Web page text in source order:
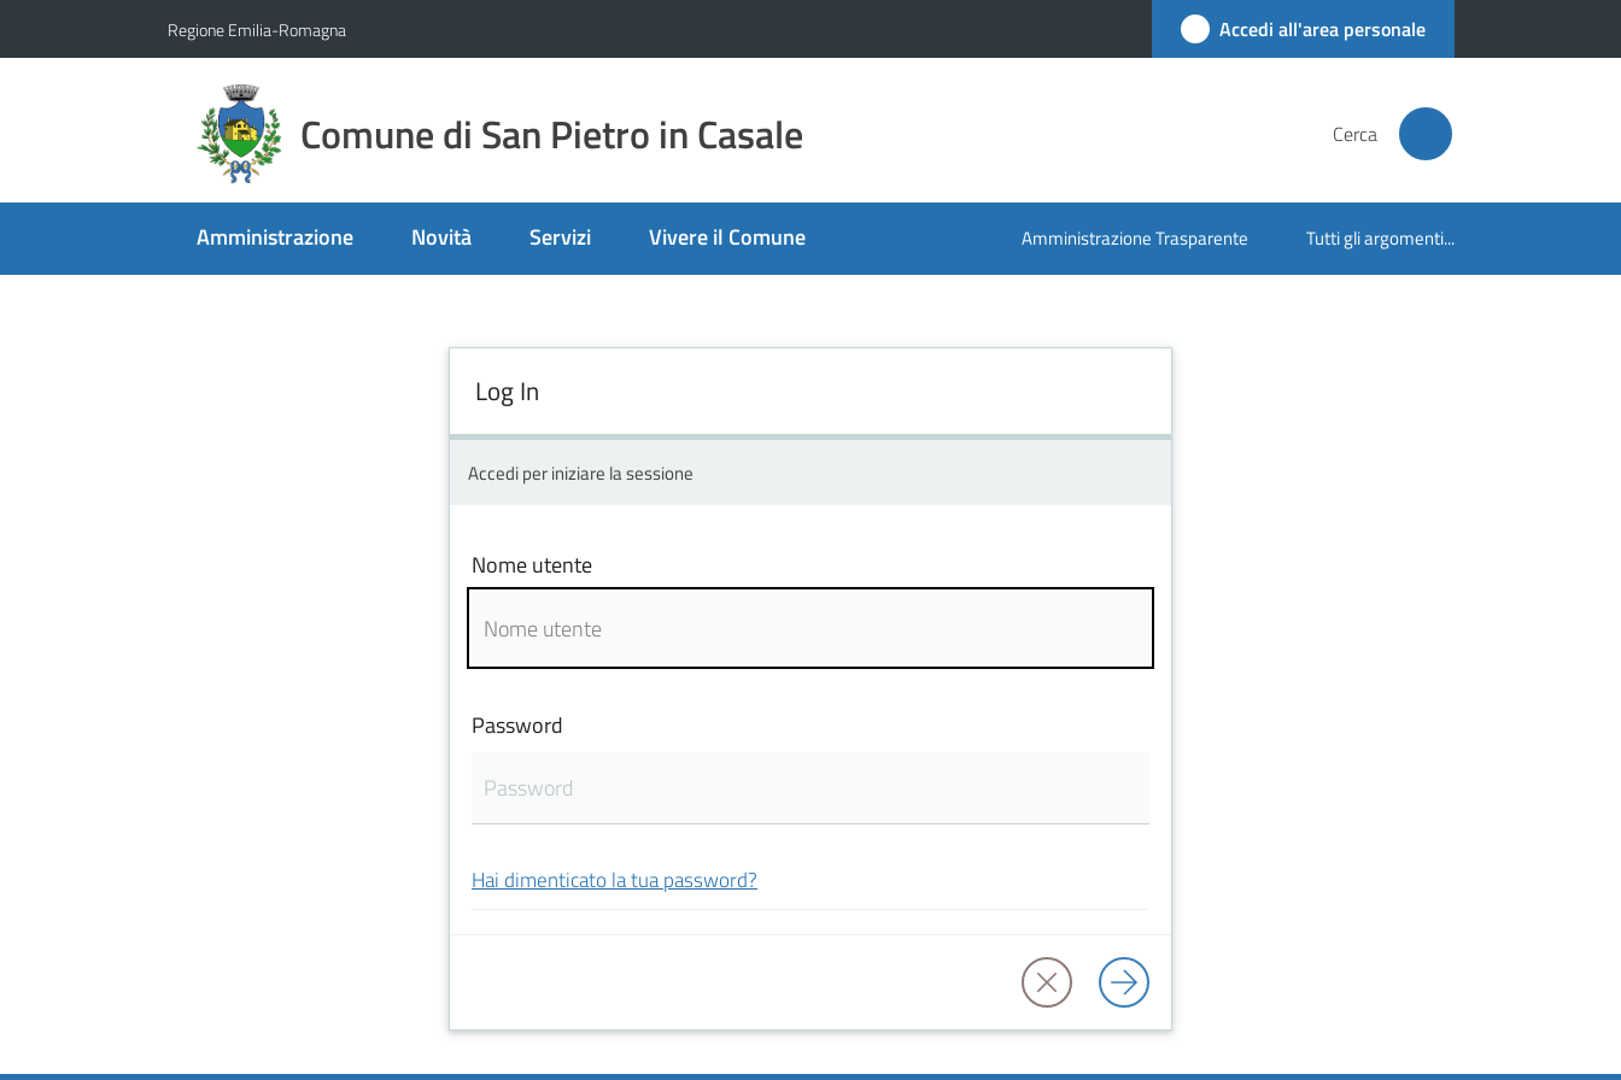
Regione Emilia-Romagna Accedi all'area personale
Comune di San Pietro in Casale Cerca
Amministrazione Novità Servizi Vivere il Comune Amministrazione Trasparente Tutti gli argomenti...
Log In
Accedi per iniziare la sessione
Nome utente
Password
Hai dimenticato la tua password?